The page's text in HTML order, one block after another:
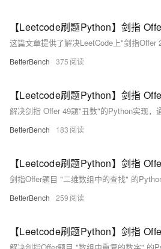
【Leetcode刷题Python】剑指
BetterBench 375
【Leetcode刷题Python】剑指
BetterBench 183
BetterBench 259